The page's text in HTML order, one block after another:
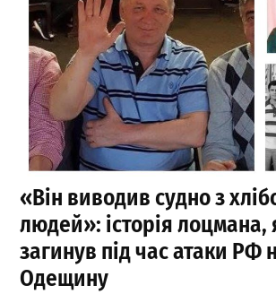
«Він виводив судно з
людей»: історія лоцмана,
загинув під час атаки РФ
Одещину